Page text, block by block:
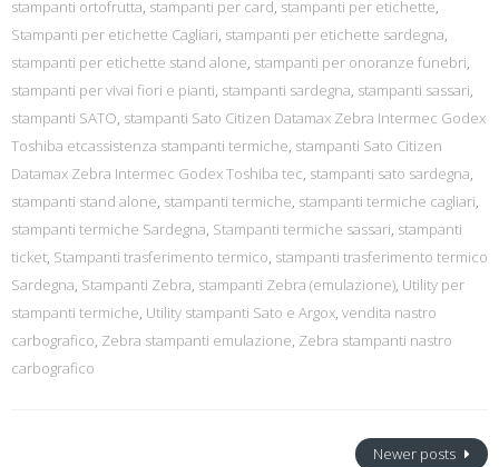
stampanti ortofrutta, stampanti per card, stampanti per etichette,
Stampanti per etichette Cagliari, stampanti per etichette sardegna,
stampanti per etichette stand alone, stampanti per onoranze funebri,
stampanti per vivai fiori e pianti, stampanti sardegna, stampanti sassari,
stampanti SATO, stampanti Sato Citizen Datamax Zebra Intermec Godex
Toshiba etcassistenza stampanti termiche, stampanti Sato Citizen
Datamax Zebra Intermec Godex Toshiba tec, stampanti sato sardegna,
stampanti stand alone, stampanti termiche, stampanti termiche cagliari,
stampanti termiche Sardegna, Stampanti termiche sassari, stampanti
ticket, Stampanti trasferimento termico, stampanti trasferimento termico
Sardegna, Stampanti Zebra, stampanti Zebra (emulazione), Utility per
stampanti termiche, Utility stampanti Sato e Argox, vendita nastro
carbografico, Zebra stampanti emulazione, Zebra stampanti nastro
carbografico
Newer posts